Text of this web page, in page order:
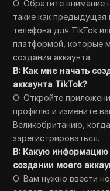
О: Обратите внимание
такие как предыдущая
телефона для TikTok
платформой, которые
создания аккаунта.
В: Как мне начать
аккаунта TikTok?
О: Откройте
профилю и измените
Великобританию,
зарегистрироваться.
В: Какую информацию
создании моего
О: Вам нужно ввести